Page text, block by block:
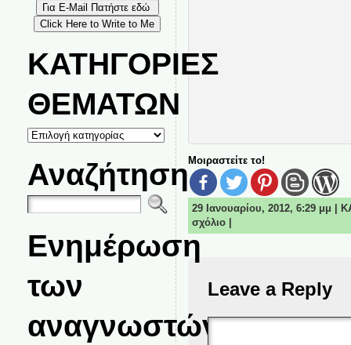
ΚΑΤΗΓΟΡΙΕΣ
ΘΕΜΑΤΩΝ
ΚΑΤΗΓΟΡΙΕΣ
ΘΕΜΑΤΩΝ
Αναζήτηση
Ενημέρωση
των
αναγνωστών.
Μοιραστείτε το!
29 Ιανουαρίου, 2012, 6:29 μμ |
σχόλιο|
Leave a Reply